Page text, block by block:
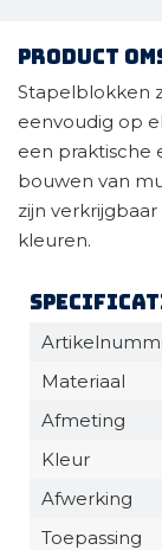
Product
Stapelblokken
eenvoudig op
een praktische
bouwen van
zijn
kleuren.
Materiaal
Afmeting
Kleur
Afwerking
Toepassing